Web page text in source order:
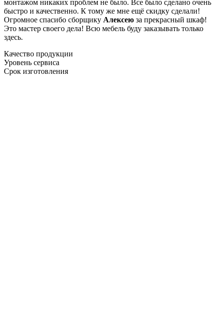
монтажом никаких проблем не было. Все было сделано очень
быстро и качественно. К тому же мне ещё скидку сделали!
Огромное спасибо сборщику Алексею за прекрасный шкаф!
Это мастер своего дела! Всю мебель буду заказывать только
здесь.
Качество продукции
Уровень сервиса
Срок изготовления